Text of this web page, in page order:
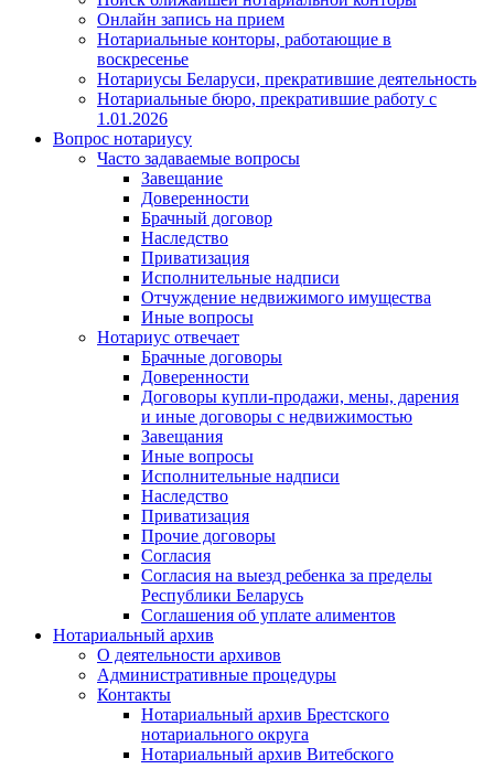
Онлайн запись на прием
Нотариальные конторы, работающие в
воскресенье
Нотариусы Беларуси, прекратившие деятельность
Нотариальные бюро, прекратившие работу с
1.01.2026
Вопрос нотариусу
Часто задаваемые вопросы
Завещание
Доверенности
Брачный договор
Наследство
Приватизация
Исполнительные надписи
Отчуждение недвижимого имущества
Иные вопросы
Нотариус отвечает
Брачные договоры
Доверенности
Договоры купли-продажи, мены, дарения
и иные договоры с недвижимостью
Завещания
Иные вопросы
Исполнительные надписи
Наследство
Приватизация
Прочие договоры
Согласия
Согласия на выезд ребенка за пределы
Республики Беларусь
Соглашения об уплате алиментов
Нотариальный архив
О деятельности архивов
Административные процедуры
Контакты
Нотариальный архив Брестского
нотариального округа
Нотариальный архив Витебского